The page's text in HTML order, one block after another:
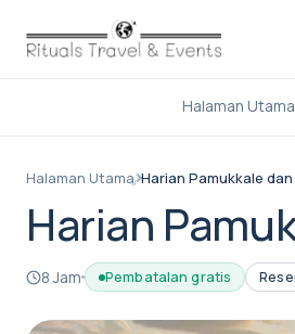
Halaman Utama
Halaman Utama Harian Pamukkale
Harian
8 Jam Pembatalan gratis